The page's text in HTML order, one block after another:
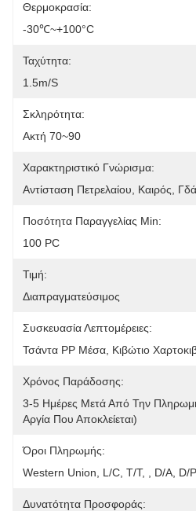
Θερμοκρασία:
-30℃~+100°C
Ταχύτητα:
1.5m/s
Σκληρότητα:
Ακτή 70~90
Χαρακτηριστικό Γνώρισμα:
Αντίσταση Πετρελαίου, Καιρός,
Ποσότητα Παραγγελίας Min:
100 PC
Τιμή:
Διαπραγματεύσιμος
Συσκευασία Λεπτομέρειες:
Τσάντα PP Μέσα, Κιβώτιο
Χρόνος Παράδοσης:
3-5 Ημέρες Μετά Από Την
Αργία Που Αποκλείεται)
Όροι Πληρωμής:
Western Union, L/C, T/T, , D/A, D/P
Δυνατότητα Προσφοράς: